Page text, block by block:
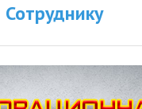
Сотруднику